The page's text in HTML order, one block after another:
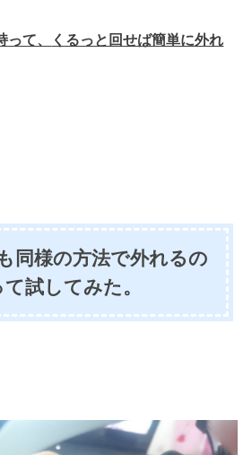
て、
くるっと回せば簡単に外れ
同様の方法で外れるの
試してみた。